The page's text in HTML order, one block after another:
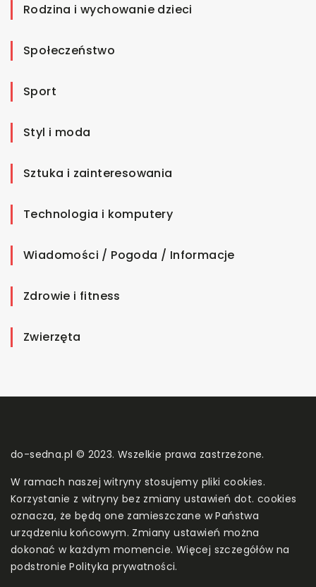
Rodzina i wychowanie dzieci
Społeczeństwo
Sport
Styl i moda
Sztuka i zainteresowania
Technologia i komputery
Wiadomości / Pogoda / Informacje
Zdrowie i fitness
Zwierzęta
do-sedna.pl © 2023. Wszelkie prawa zastrzeżone.
W ramach naszej witryny stosujemy pliki cookies.
Korzystanie z witryny bez zmiany ustawień dot. cookies
oznacza, że będą one zamieszczane w Państwa
urządzeniu końcowym. Zmiany ustawień można
dokonać w każdym momencie. Więcej szczegółów na
podstroniePolityka prywatności.